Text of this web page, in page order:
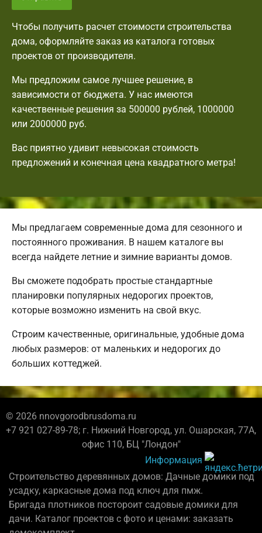
Чтобы получить расчет стоимости строительства
дома, оформляйте заказ из каталога готовых
проектов от производителя.
Мы предложим самое лучшее решение, в
зависимости от бюджета. У нас имеются
качественные решения за 500000 рублей, 1000000
или 2000000 руб.
Вас приятно удивит невысокая стоимость
предложений и конечная цена квадратного метра!
Мы предлагаем современные дома для сезонного и
постоянного проживания. В нашем каталоге вы
всегда найдете летние и зимние варианты домов.
Вы сможете подобрать простые стандартные
планировки популярных недорогих проектов,
которые возможно изменить на свой вкус.
Строим качественные, оригинальные, удобные дома
любых размеров: от маленьких и недорогих до
больших коттеджей.
© 2026 nnovgorodbrusdoma.ru
+7 921 027-89-78; г. Нижний Новгород, ул. Ошарская, 77А,
офис 110, БЦ "Лондон"
Информация
Строительство деревянных домов: Дачные домики под
усадку, каркасные дома под ключ для пмж.
Бригада плотников постороит садовые домики для
дачи. Каталог проектов с фото и ценами: заказать